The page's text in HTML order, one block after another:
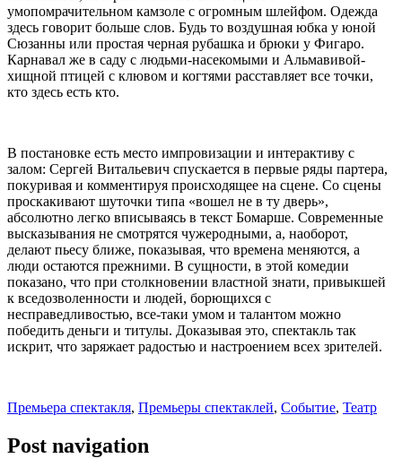
умопомрачительном камзоле с огромным шлейфом. Одежда
здесь говорит больше слов. Будь то воздушная юбка у юной
Сюзанны или простая черная рубашка и брюки у Фигаро.
Карнавал же в саду с людьми-насекомыми и Альмавивой-
хищной птицей с клювом и когтями расставляет все точки,
кто здесь есть кто.
В постановке есть место импровизации и интерактиву с
залом: Сергей Витальевич спускается в первые ряды партера,
покуривая и комментируя происходящее на сцене. Со сцены
проскакивают шуточки типа «вошел не в ту дверь»,
абсолютно легко вписываясь в текст Бомарше. Современные
высказывания не смотрятся чужеродными, а, наоборот,
делают пьесу ближе, показывая, что времена меняются, а
люди остаются прежними. В сущности, в этой комедии
показано, что при столкновении властной знати, привыкшей
к вседозволенности и людей, борющихся с
несправедливостью, все-таки умом и талантом можно
победить деньги и титулы. Доказывая это, спектакль так
искрит, что заряжает радостью и настроением всех зрителей.
Премьера спектакля, Премьеры спектаклей, Событие, Театр
Post navigation